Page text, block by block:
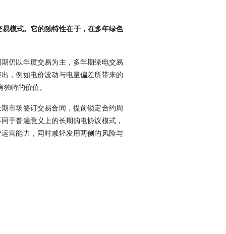
模式。它的独特性在于，在多年绿色
仍以年度交易为主，多年期绿电交易
，例如电价波动与电量偏差所带来的
特的价值。
市场签订交易合同，提前锁定合约周
于普遍意义上的长期购电协议模式，
营能力，同时减轻发用两侧的风险与